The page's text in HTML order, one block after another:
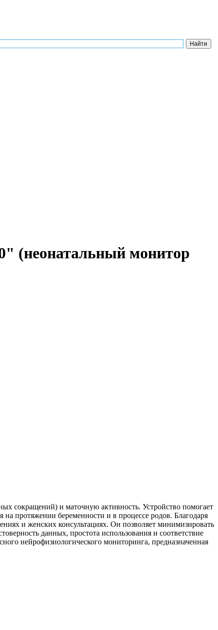
(неонатальный монитор
сокращений) и маточную активность. Устройство помогает
протяжении беременности и в процессе родов. Благодаря
и женских консультациях. Он позволяет минимизировать
данных, простота использования и соответствие
нейрофизиологического мониторинга, предназначенная